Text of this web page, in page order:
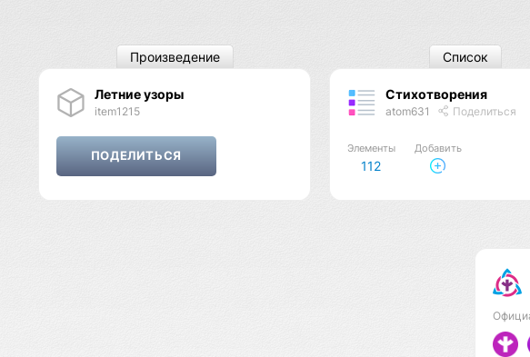
Летние узоры
item1215
Произведение
Стихотворения
atom631 Поделиться
Элементы
112
Добавить
Список